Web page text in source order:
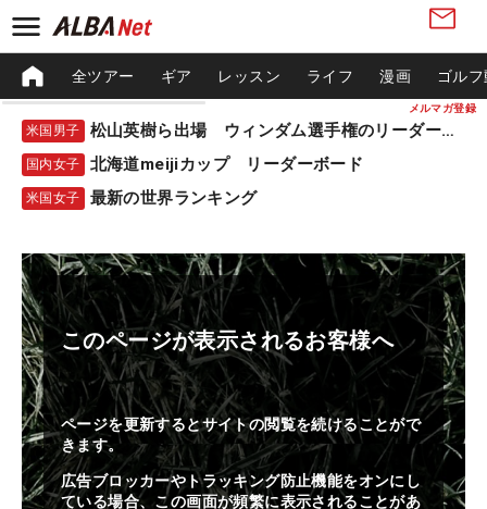
メルマガ登録
全ツアー ギア レッスン ライフ 漫画 ゴル
米国男子 松山英樹ら出場 ウィンダム選手権のリーダーボード
国内女子 北海道meijiカップ リーダーボード
米国女子 最新の世界ランキング
このページが表示されるお客様へ
ページを更新するとサイトの閲覧を続けることがで
きます。
広告ブロッカーやトラッキング防止機能をオンにし
ている場合、この画面が頻繁に表示されることがあ